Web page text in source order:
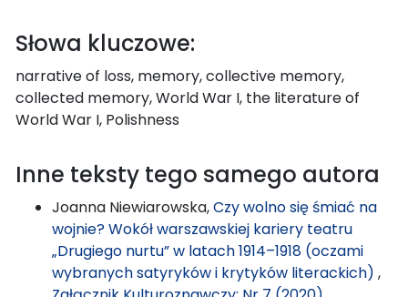
Słowa kluczowe:
narrative of loss, memory, collective memory,
collected memory, World War I, the literature of
World War I, Polishness
Inne teksty tego samego autora
Joanna Niewiarowska,Czy wolno się śmiać na
wojnie? Wokół warszawskiej kariery teatru
„Drugiego nurtu” w latach 1914–1918 (oczami
wybranych satyryków i krytyków literackich) ,